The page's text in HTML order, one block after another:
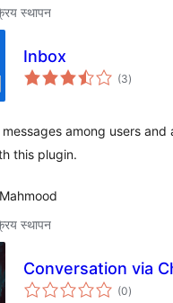
स्थापन
Inbox
(3कुल
दर)
among users
this plugin.
स्थापन
Conversation via
(0कुल
दर)